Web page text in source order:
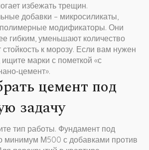
избежать трещин.
добавки – микросиликаты,
модификаторы. Они
гибким, уменьшают количество
к морозу. Если вам нужен
марки с пометкой «с
цемент под
задачу
тип работы. Фундамент под
минимум М500 с добавками против